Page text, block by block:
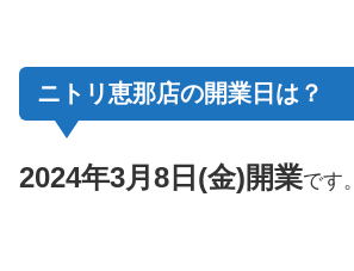
ニトリ恵那店の開業日は？
2024年3月8日(金)開業です。